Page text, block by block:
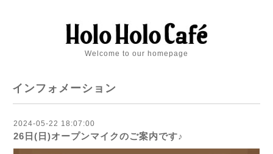
Welcome to our homepage
インフォメーション
2024-05-22 18:07:00
26日(日)オープンマイクのご案内です♪